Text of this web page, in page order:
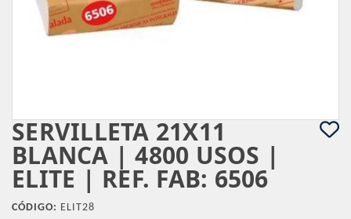
SERVILLETA 21X11
BLANCA | 4800 USOS |
ELITE | REF. FAB: 6506
CÓDIGO: ELIT28